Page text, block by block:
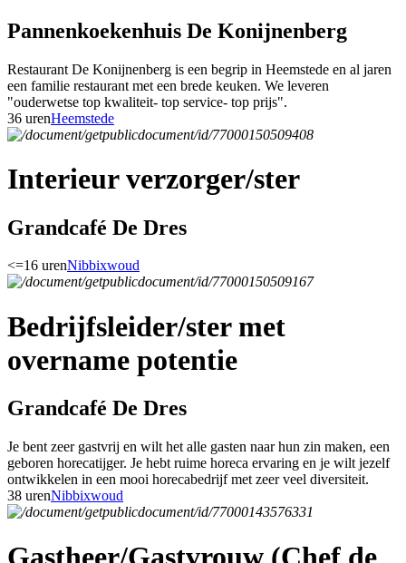
Pannenkoekenhuis De Konijnenberg
Restaurant De Konijnenberg is een begrip in Heemstede en al jaren
een familie restaurant met een brede keuken. We leveren
"ouderwetse top kwaliteit- top service- top prijs".
36 urenHeemstede
Interieur verzorger/ster
Grandcafé De Dres
<=16 urenNibbixwoud
Bedrijfsleider/ster met
overname potentie
Grandcafé De Dres
Je bent zeer gastvrij en wilt het alle gasten naar hun zin maken, een
geboren horecatijger. Je hebt ruime horeca ervaring en je wilt jezelf
ontwikkelen in een mooi horecabedrijf met zeer veel diversiteit.
38 urenNibbixwoud
Gastheer/Gastvrouw (Chef de